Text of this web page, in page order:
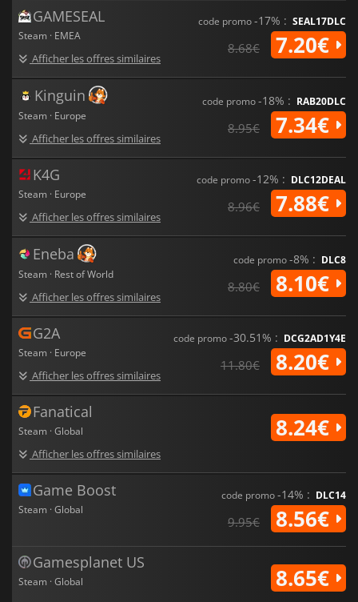
GAMESEAL
Steam · EMEA
Afficher les offres similaires
code promo-17% : SEAL17DLC
8.68€ 7.20€
Kinguin
Steam · Europe
Afficher les offres similaires
code promo-18% : RAB20DLC
8.95€ 7.34€
K4G
Steam · Europe
Afficher les offres similaires
code promo-12% : DLC12DEAL
8.96€ 7.88€
Eneba
Steam · Rest of World
Afficher les offres similaires
code promo-8% : DLC8
8.80€ 8.10€
G2A
Steam · Europe
Afficher les offres similaires
code promo-30.51% : DCG2AD1Y4E
11.80€ 8.20€
Fanatical
Steam · Global
Afficher les offres similaires
8.24€
Game Boost
Steam · Global
code promo-14% : DLC14
9.95€ 8.56€
Gamesplanet US
Steam · Global 8.65€